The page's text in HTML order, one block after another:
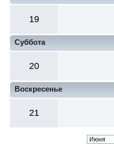
19
Суббота
20
Воскресенье
21